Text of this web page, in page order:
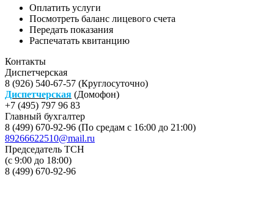
Оплатить услуги
Посмотреть баланс лицевого счета
Передать показания
Распечатать квитанцию
Контакты
Диспетчерская
8 (926) 540-67-57 (Круглосуточно)
Диспетчерская (Домофон)
+7 (495) 797 96 83
Главный бухгалтер
8 (499) 670-92-96 (По средам с 16:00 до 21:00)
89266622510@mail.ru
Председатель ТСН
(с 9:00 до 18:00)
8 (499) 670-92-96